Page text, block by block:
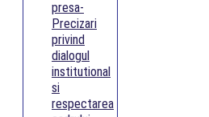
presa-
Precizari
privind
dialogul
institutional
si
respectarea